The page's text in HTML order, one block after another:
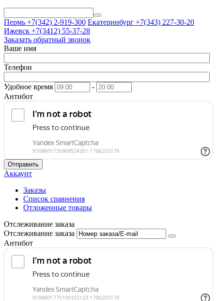
Пермь +7(342) 2-919-300 Екатеринбург +7(343) 227-30-20
Ижевск +7(3412) 55-37-28
Заказать обратный звонок
Ваше имя
Телефон
Удобное время
-
Антибот
Отправить
Аккаунт
Заказы
Список сравнения
Отложенные товары
Отслеживание заказа
Отслеживание заказа
Антибот